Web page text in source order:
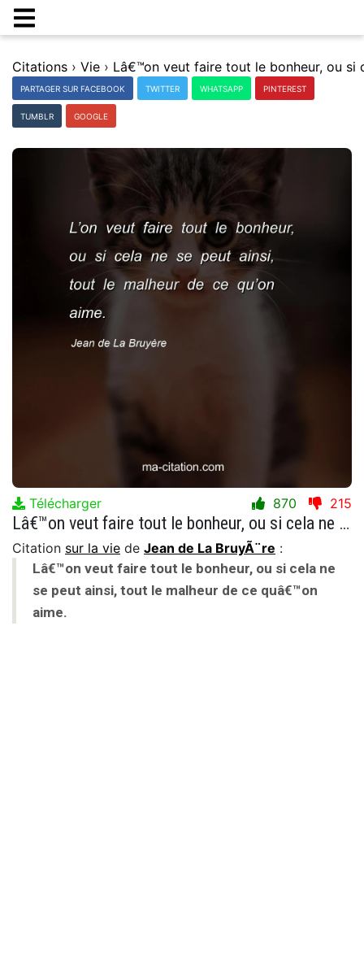
Citations › Vie ›
PARTAGER SUR FACEBOOK TWITTER WHATSAPP PINTEREST
TUMBLR GOOGLE
Télécharger 870 215
Lâ€™on veut faire tout le bonheur, ou si cela ne se peut ainsi, tout le malheur de ce quâ€™on aime.
Citation sur la vie de Jean de La BruyÃ¨re :
Lâ€™on veut faire tout le bonheur, ou si cela ne
se peut ainsi, tout le malheur de ce quâ€™on
aime.